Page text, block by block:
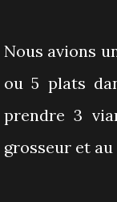
Nous avions
ou 5 plats
prendre 3
grosseur et